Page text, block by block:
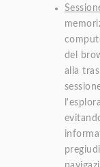
del
alla